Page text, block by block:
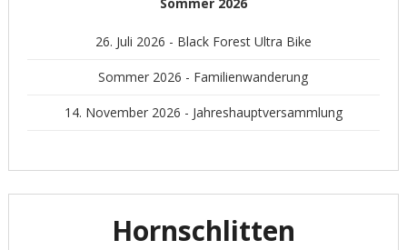
26. Juli 2026 - Black Forest Ultra Bike
Sommer 2026 - Familienwanderung
14. November 2026 - Jahreshauptversammlung
Hornschlitten